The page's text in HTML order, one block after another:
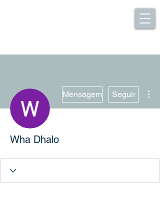
Mensagem Seguir
Wha Dhalo